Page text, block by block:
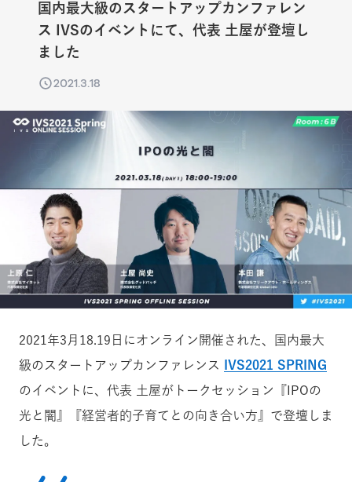
国内最大級のスタートアップカンファレン
ス IVSのイベントにて、代表 土屋が登壇し
ました
2021.3.18
2021年3月18.19日にオンライン開催された、国内最大
級のスタートアップカンファレンス
IVS2021 SPRING
のイベントに、代表 土屋がトークセッション『IPOの
光と闇』『経営者的子育てとの向き合い方』で登壇しま
した。